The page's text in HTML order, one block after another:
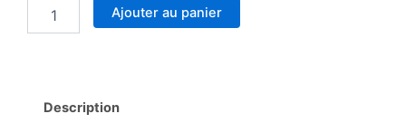
Ajouter au panier
Description